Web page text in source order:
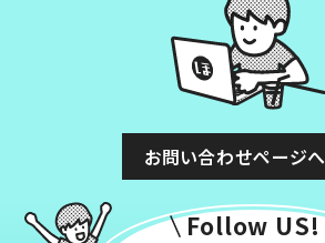
お問い合わせページへ
Follow US!